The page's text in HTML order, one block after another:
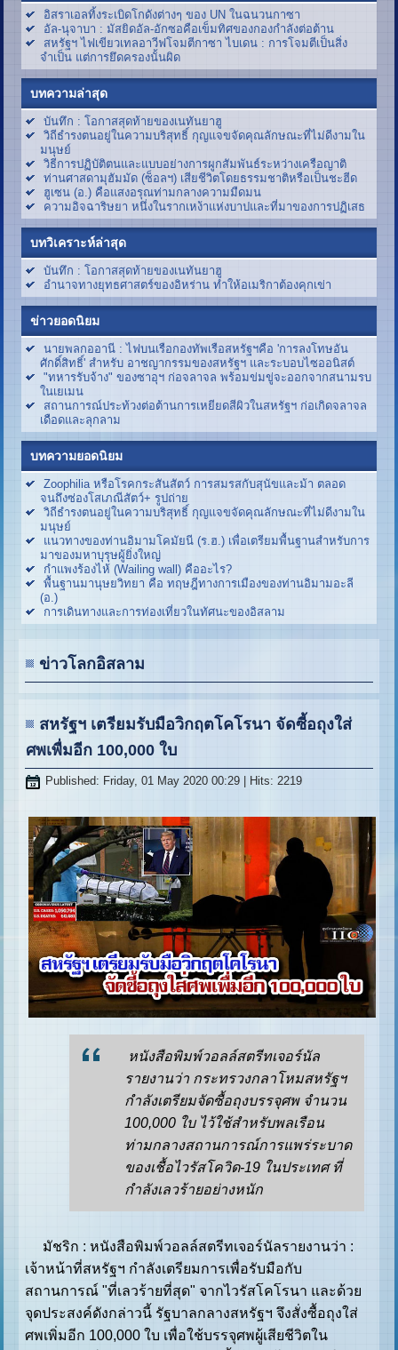
อิสราเอลทิ้งระเบิดโกดังต่างๆ ของ UN ในฉนวนกาซา
อัล-นุจาบา : มัสยิดอัล-อักซอคือเข็มทิศของกองกำลังต่อต้าน
สหรัฐฯ ไฟเขียวเทลอาวีฟโจมตีกาซา ไบเดน : การโจมตีเป็นสิ่ง
จำเป็น แต่การยึดครองนั้นผิด
บทความล่าสุด
บันทึก : โอกาสสุดท้ายของเนทันยาฮู
วิถีธำรงตนอยู่ในความบริสุทธิ์ กุญแจขจัดคุณลักษณะที่ไม่ดีงามใน
มนุษย์
วิธีการปฏิบัติตนและแบบอย่างการผูกสัมพันธ์ระหว่างเครือญาติ
ท่านศาสดามุฮัมมัด (ซ็อลฯ) เสียชีวิตโดยธรรมชาติหรือเป็นชะฮีด
ฮูเซน (อ.) คือแสงอรุณท่ามกลางความมืดมน
ความอิจฉาริษยา หนึ่งในรากเหง้าแห่งบาปและที่มาของการปฏิเสธ
บทวิเคราะห์ล่าสุด
บันทึก : โอกาสสุดท้ายของเนทันยาฮู
อำนาจทางยุทธศาสตร์ของอิหร่าน ทำให้อเมริกาต้องคุกเข่า
ข่าวยอดนิยม
นายพลกออานี : ไฟบนเรือกองทัพเรือสหรัฐฯคือ 'การลงโทษอัน
ศักดิ์สิทธิ์' สำหรับ อาชญากรรมของสหรัฐฯ และระบอบไซออนิสต์
"ทหารรับจ้าง" ของซาอุฯ ก่อจลาจล พร้อมข่มขู่จะออกจากสนามรบ
ในเยเมน
สถานการณ์ประท้วงต่อต้านการเหยียดสีผิวในสหรัฐฯ ก่อเกิดจลาจล
เดือดและลุกลาม
บทความยอดนิยม
Zoophilia หรือโรคกระสันสัตว์ การสมรสกับสุนัขและม้า ตลอด
จนถึงซ่องโสเภณีสัตว์+ รูปถ่าย
วิถีธำรงตนอยู่ในความบริสุทธิ์ กุญแจขจัดคุณลักษณะที่ไม่ดีงามใน
มนุษย์
แนวทางของท่านอิมามโคมัยนี (ร.ฮ.) เพื่อเตรียมพื้นฐานสำหรับการ
มาของมหาบุรุษผู้ยิ่งใหญ่
กำแพงร้องไห้ (Wailing wall) คืออะไร?
พื้นฐานมานุษยวิทยา คือ ทฤษฎีทางการเมืองของท่านอิมามอะลี
(อ.)
การเดินทางและการท่องเที่ยวในทัศนะของอิสลาม
ข่าวโลกอิสลาม
สหรัฐฯ เตรียมรับมือวิกฤตโคโรนา จัดซี้อถุงใส่
ศพเพื่มอีก 100,000 ใบ
Published: Friday, 01 May 2020 00:29 | Hits: 2219
หนังสือพิมพ์วอลล์สตรีทเจอร์นัล
รายงานว่า กระทรวงกลาโหมสหรัฐฯ
กำลังเตรียมจัดซื้อถุงบรรจุศพ จำนวน
100,000 ใบ ไว้ใช้สำหรับพลเรือน
ท่ามกลางสถานการณ์การแพร่ระบาด
ของเชื้อไวรัสโควิด-19 ในประเทศ ที่
กำลังเลวร้ายอย่างหนัก
มัชริก : หนังสือพิมพ์วอลล์สตรีทเจอร์นัลรายงานว่า :
เจ้าหน้าที่สหรัฐฯ กำลังเตรียมการเพื่อรับมือกับ
สถานการณ์ "ที่เลวร้ายที่สุด" จากไวรัสโคโรนา และด้วย
จุดประสงค์ดังกล่าวนี้ รัฐบาลกลางสหรัฐฯ จึงสั่งซื้อถุงใส่
ศพเพิ่มอีก 100,000 ใบ เพื่อใช้บรรจุศพผู้เสียชีวิตใน